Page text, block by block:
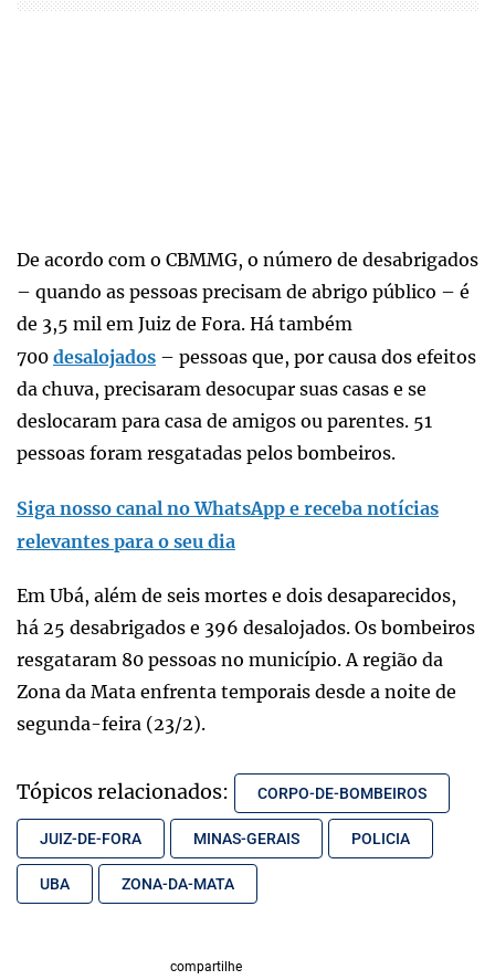
De acordo com o CBMMG, o número de desabrigados
– quando as pessoas precisam de abrigo público – é
de 3,5 mil em Juiz de Fora. Há também
700 desalojados – pessoas que, por causa dos efeitos
da chuva, precisaram desocupar suas casas e se
deslocaram para casa de amigos ou parentes. 51
pessoas foram resgatadas pelos bombeiros.
Siga nosso canal no WhatsApp e receba notícias
relevantes para o seu dia
Em Ubá, além de seis mortes e dois desaparecidos,
há 25 desabrigados e 396 desalojados. Os bombeiros
resgataram 80 pessoas no município. A região da
Zona da Mata enfrenta temporais desde a noite de
segunda-feira (23/2).
Tópicos relacionados: CORPO-DE-BOMBEIROS
JUIZ-DE-FORA MINAS-GERAIS POLICIA
UBA ZONA-DA-MATA
compartilhe